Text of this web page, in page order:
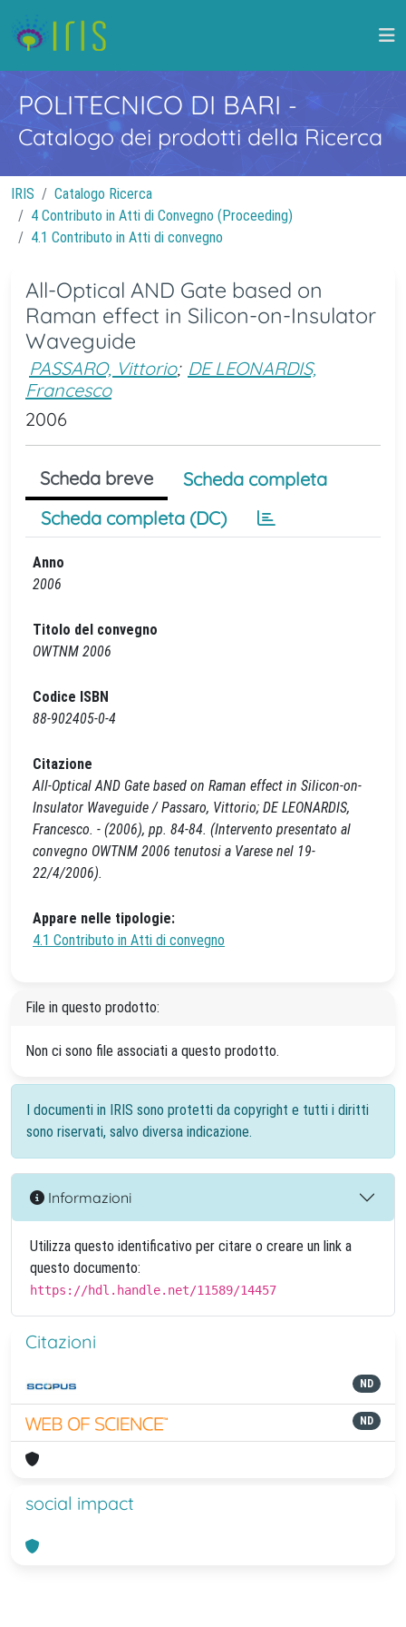
POLITECNICO DI BARI -
Catalogo dei prodotti della Ricerca
IRIS
Catalogo Ricerca
4 Contributo in Atti di Convegno (Proceeding)
4.1 Contributo in Atti di convegno
All-Optical AND Gate based on
Raman effect in Silicon-on-Insulator
Waveguide
PASSARO, Vittorio; DE LEONARDIS,
Francesco
2006
Scheda breve
Scheda completa
Scheda completa (DC)
Anno
2006
Titolo del convegno
OWTNM 2006
Codice ISBN
88-902405-0-4
Citazione
All-Optical AND Gate based on Raman effect in Silicon-on-
Insulator Waveguide / Passaro, Vittorio; DE LEONARDIS,
Francesco. - (2006), pp. 84-84. (Intervento presentato al
convegno OWTNM 2006 tenutosi a Varese nel 19-
22/4/2006).
Appare nelle tipologie:
4.1 Contributo in Atti di convegno
File in questo prodotto:
Non ci sono file associati a questo prodotto.
I documenti in IRIS sono protetti da copyright e tutti i diritti
sono riservati, salvo diversa indicazione.
Informazioni
Utilizza questo identificativo per citare o creare un link a
questo documento:
https://hdl.handle.net/11589/14457
Citazioni
ND
ND
social impact